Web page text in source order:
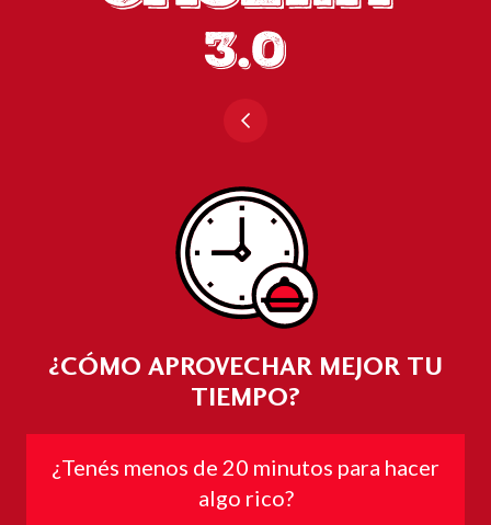
¿CÓMO APROVECHAR MEJOR TU
TIEMPO?
¿Tenés menos de 20 minutos para hacer
algo rico?